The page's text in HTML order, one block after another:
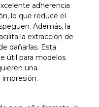
adherencia
lo que reduce el
Además, la
la extracción de
dañarlas. Esta
útil para modelos
una
impresión.